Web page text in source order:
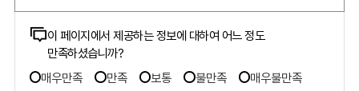
G198,
콘텐츠
만족도
조사
이 페이지에서 제공하는 정보에 대하여 어느 정도
만족하셨습니까?
만족도
조사
매우만족 만족 보통 불만족 매우불만족